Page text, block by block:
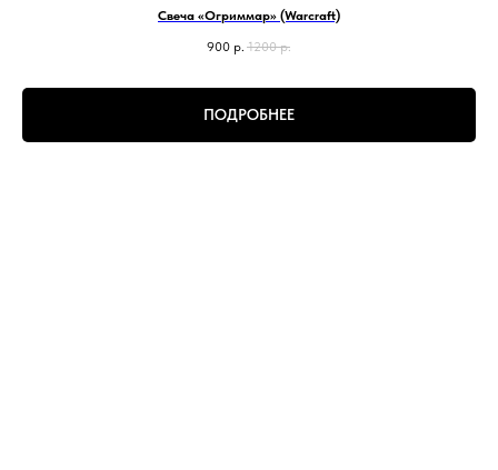
Свеча «Огриммар» (Warcraft)
900 р. 1200 р.
ПОДРОБНЕЕ